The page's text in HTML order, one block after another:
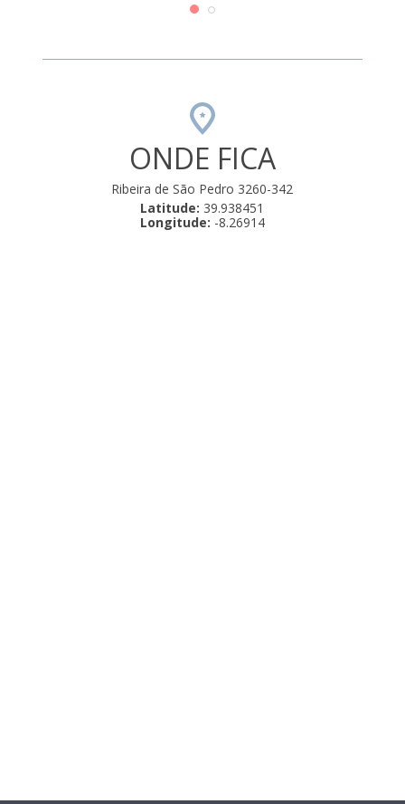
ONDE FICA
Ribeira de São Pedro 3260-342
Latitude: 39.938451
Longitude: -8.26914